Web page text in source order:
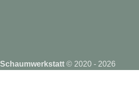
Schaumwerkstatt © 2020 - 2026